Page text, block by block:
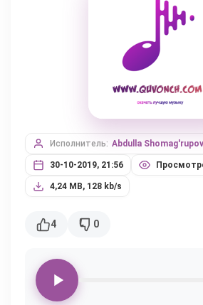
Исполнитель: Abdulla Shomag'rupov
30-10-2019, 21:56
4,24 MB, 128 kb/s
4 0